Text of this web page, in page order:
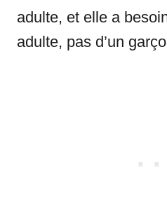
adulte, et elle a
adulte, pas d’un